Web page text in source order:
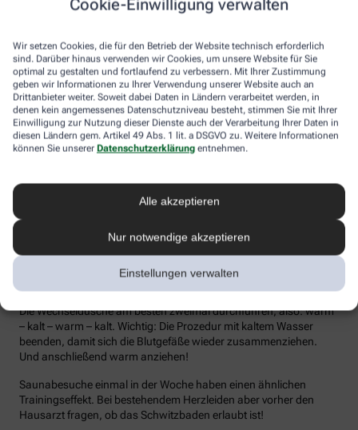
Cookie-Einwilligung verwalten
Wir setzen Cookies, die für den Betrieb der Website technisch erforderlich
sind. Darüber hinaus verwenden wir Cookies, um unsere Website für Sie
optimal zu gestalten und fortlaufend zu verbessern. Mit Ihrer Zustimmung
geben wir Informationen zu Ihrer Verwendung unserer Website auch an
Drittanbieter weiter. Soweit dabei Daten in Ländern verarbeitet werden, in
denen kein angemessenes Datenschutzniveau besteht, stimmen Sie mit Ihrer
Einwilligung zur Nutzung dieser Dienste auch der Verarbeitung Ihrer Daten in
diesen Ländern gem. Artikel 49 Abs. 1 lit. a DSGVO zu. Weitere Informationen
können Sie unserer Datenschutzerklärung entnehmen.
Alle akzeptieren
Nur notwendige akzeptieren
Einstellungen verwalten
die Lymphe in die Lymphknoten transportiert werden, wo sich die
Wer bei Schmuddelwetter nicht vor die Tür mag, kann sein
Immunsystem mit kalt-warmen Wechselduschen auf Trab
bringen und die Anfälligkeit für Erkältungsinfekte senken. Der
Kältereiz kurbelt die Durchblutung an und bringt den Kreislauf in
Schwung, je regelmäßiger wir ihm ausgesetzt sind, desto
unempfindlicher reagiert der Körper in der kalten Jahreszeit auf
die großen Temperaturunterschiede.
Dusche. Anschließend die Wassertemperatur auf kühl bis kalt
stellen und den Wasserstrahl vom rechten Fuß entlang bis zur
Hüfte führen und auf der Innenseite des Oberschenkels wieder
Dann sind die Arme dran: Auch hier geht’s wieder von unten nach
oben, beginnend am rechten Handrücken bis zur Schulter und
von der Achsel am Innenarm wieder bis zur Handfläche zurück.
Die Wechseldusche am besten zweimal durchführen, also: warm
– kalt – warm – kalt. Wichtig: Die Prozedur mit kaltem Wasser
beenden, damit sich die Blutgefäße wieder zusammenziehen.
Und anschließend warm anziehen!
Saunabesuche einmal in der Woche haben einen ähnlichen
Trainingseffekt. Bei bestehendem Herzleiden aber vorher den
Hausarzt fragen, ob das Schwitzbaden erlaubt ist!